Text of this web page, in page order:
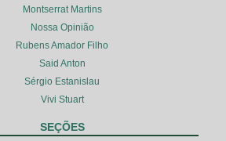
Montserrat Martins
Nossa Opinião
Rubens Amador Filho
Said Anton
Sérgio Estanislau
Vivi Stuart
SEÇÕES